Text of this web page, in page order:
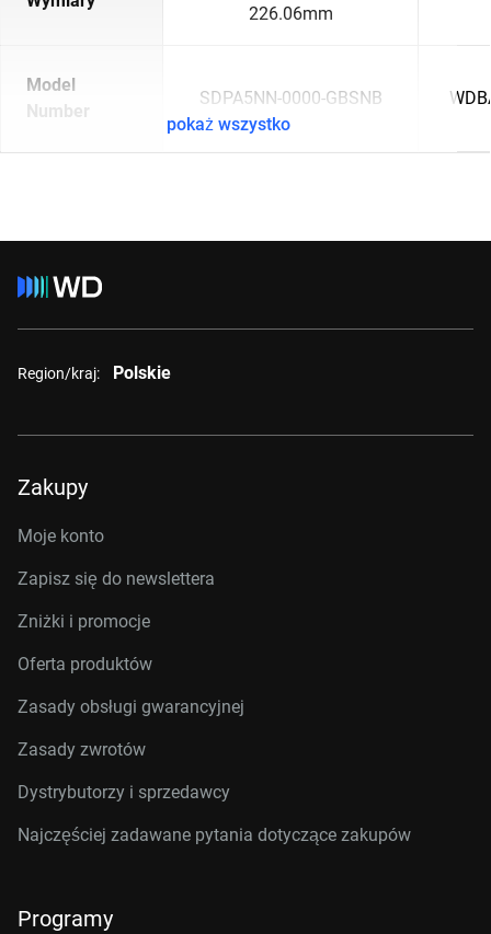
226.06mm
Model
Number
SDPA5NN-0000-GBSNB
pokaż wszystko
Region/kraj: Polskie
Zakupy
Moje konto
Zapisz się do newslettera
Zniżki i promocje
Oferta produktów
Zasady obsługi gwarancyjnej
Zasady zwrotów
Dystrybutorzy i sprzedawcy
Najczęściej zadawane pytania dotyczące zakupów
Programy